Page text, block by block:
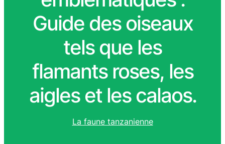
Guide des oiseaux
tels que les
flamants roses, les
aigles et les calaos.
La faune tanzanienne